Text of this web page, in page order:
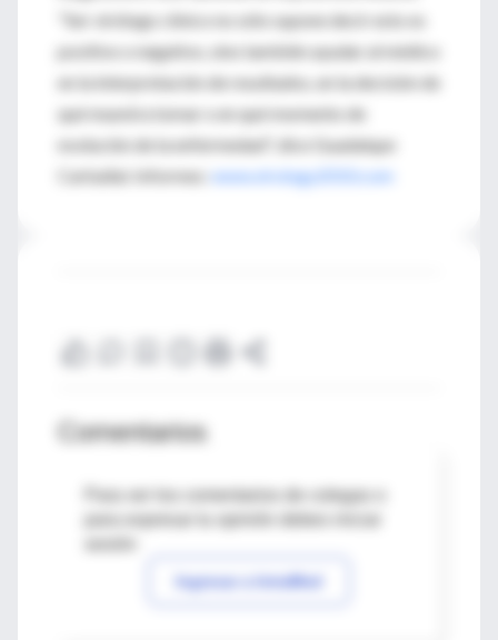
"Ser virólogo clínico no sólo supone decir esto es
positivo o negativo, sino también ayudar al médico
en la interpretación de resultados, en la decisión de
qué muestra tomar o en qué momento de
evolución de la enfermedad", dice Guadalupe
Carballal. Informes:
www.virology2010.com
Comentarios
Para ver los comentarios de colegas o
Ingresar a IntraMed